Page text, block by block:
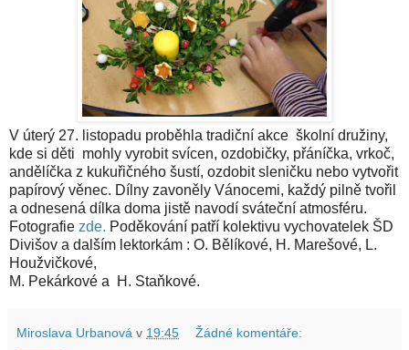
V úterý 27. listopadu proběhla tradiční akce školní družiny,
kde si děti mohly vyrobit svícen, ozdobičky, přáníčka, vrkoč,
andělíčka z kukuřičného šustí, ozdobit sleničku nebo vytvořit
papírový věnec. Dílny zavoněly Vánocemi, každý pilně tvořil
a odnesená dílka doma jistě navodí sváteční atmosféru.
Fotografie zde. Poděkování patří kolektivu vychovatelek ŠD
Divišov a dalším lektorkám : O. Bělíkové, H. Marešové, L.
Houžvičkové,
M. Pekárkové a H. Staňkové.
Miroslava Urbanová v 19:45 Žádné komentáře: